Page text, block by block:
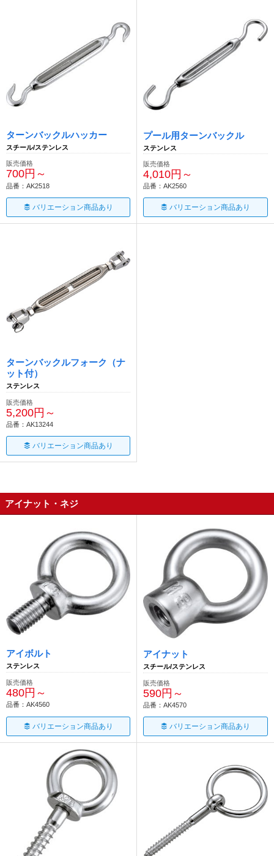
ターンバックルハッカー
スチール/ステンレス
販売価格
700円～
品番：AK2518
バリエーション商品あり
プール用ターンバックル
ステンレス
販売価格
4,010円～
品番：AK2560
バリエーション商品あり
ターンバックルフォーク（ナ
ット付）
ステンレス
販売価格
5,200円～
品番：AK13244
バリエーション商品あり
アイナット・ネジ
アイボルト
ステンレス
販売価格
480円～
品番：AK4560
バリエーション商品あり
アイナット
スチール/ステンレス
販売価格
590円～
品番：AK4570
バリエーション商品あり